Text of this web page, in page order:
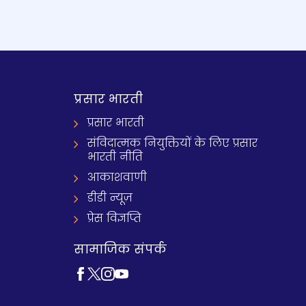
प्रसार भारती
प्रसार भारती
संविदात्मक नियुक्तियों के लिए प्रसार
भारती नीति
आकाशवाणी
डीडी न्यूज़
प्रेस विज्ञप्ति
सामाजिक संपर्क